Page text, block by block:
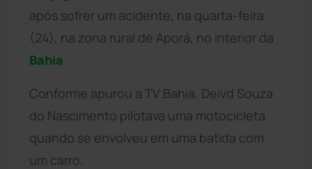
após sofrer um acidente, na quarta-feira
(24), na zona rural de Aporá, no interior da
Bahia
Conforme apurou a TV Bahia, Deivd Souza
do Nascimento pilotava uma motocicleta
quando se envolveu em uma batida com
um carro.